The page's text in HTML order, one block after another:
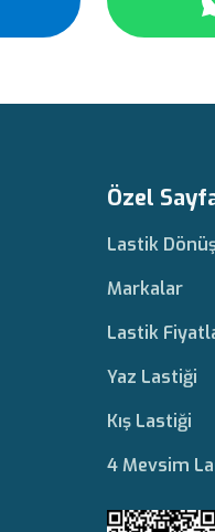
Özel
Lastik
Markalar
Lastik
Yaz Lastiği
Kış Lastiği
4 Mevsim